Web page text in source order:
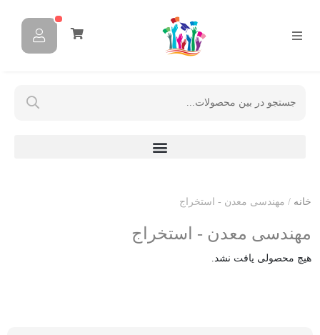
خانه / مهندسی معدن - استخراج
مهندسی معدن - استخراج
هیچ محصولی یافت نشد.